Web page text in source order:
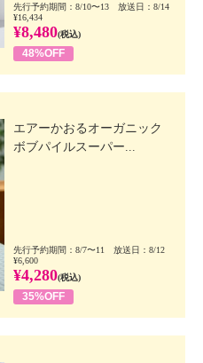
先行予約期間：8/10〜13 放送日：8/14
¥16,434
¥8,480(税込)
48%OFF
エアーかおるオーガニック
ボブパイルスーパー...
先行予約期間：8/7〜11 放送日：8/12
¥6,600
¥4,280(税込)
35%OFF